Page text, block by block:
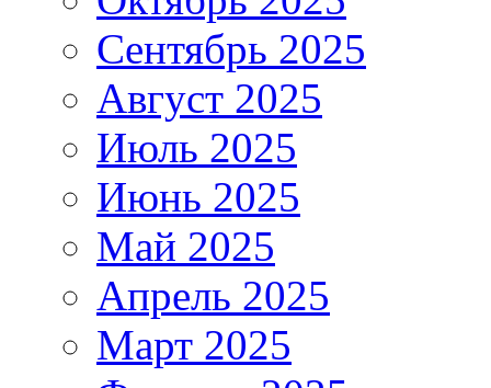
Сентябрь 2025
Август 2025
Июль 2025
Июнь 2025
Май 2025
Апрель 2025
Март 2025